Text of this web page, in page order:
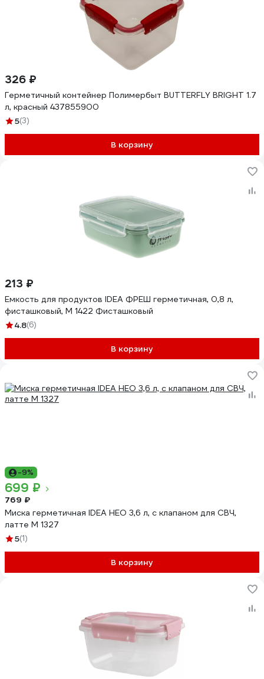
326 ₽
Герметичный контейнер Полимербыт BUTTERFLY BRIGHT 1.7
л, красный 437855900
5(3)
В корзину
213 ₽
Емкость для продуктов IDEA ФРЕШ герметичная, 0,8 л,
фисташковый, М 1422 Фисташковый
4.8(6)
В корзину
-9%
699 ₽
769 ₽
Миска герметичная IDEA НЕО 3,6 л, с клапаном для СВЧ,
латте М 1327
5(1)
В корзину